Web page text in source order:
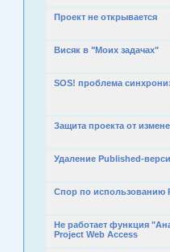
Проект не открывается
Висяк в "Моих задачах"
SOS! проблема
Защита проекта от
Удаление Published-
Спор по использованию
Не работает функция
Project Web Access